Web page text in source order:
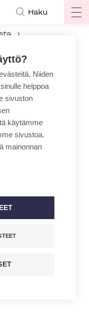
Haku
Val­ta­kun­nan­so­vit­te­li­jal­ta toinen sovintoehdotus yksityisen so­si­aa­li­pal­ve­lua­lan työriidassa
toisen
yksityisen so­
Niiden
helppoa
sivuston
käytämme
sivustoa.
mainonnan